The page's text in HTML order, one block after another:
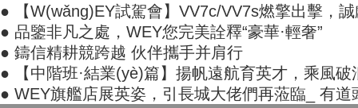
● 【W(wǎng)EY試駕會】VV7c/VV7s燃擎出擊，
● 品鑒非凡之處，WEY您完美詮釋“豪華·輕奢”
● 鑄信精耕競跨越 伙伴攜手并肩行
● 【中階班·結業(yè)篇】揚帆遠航育英才，乘風破浪鑄
● WEY旗艦店展英姿，引長城大佬們再蒞臨_ 有